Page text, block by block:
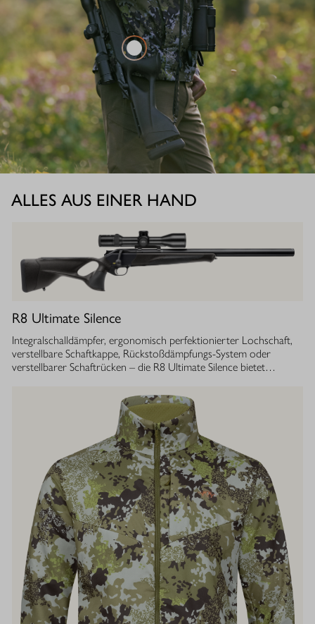
ALLES AUS EINER HAND
R8 Ultimate Silence
Integralschalldämpfer, ergonomisch perfektionierter Lochschaft,
verstellbare Schaftkappe, Rückstoßdämpfungs-System oder
verstellbarer Schaftrücken – die R8 Ultimate Silence bietet
auf die eigenen Bedürfnisse abstimmen und tragen aktiv zum
besseren Treffen bei. Gleichzeitig ist ihre Konstruktion ganzheitlich
auf den Schutz des Gehörs von Jäger und Hund abgestimmt.
Immer, bei jedem Schuss. Dafür sorgt der Blaser
Integralschalldämpfer. Dank gleichmäßig über den gesamten Lauf
verteilter Masse, bietet die R8 Ultimate Silence die erstklassige
Balance und Führigkeit, die jedes R8 Modell auszeichnet. Die ­
Außenkontur von Lauf- und Schalldämpfermantel ist in
stufenlosem Bull-Barrel-Design gestaltet, das ihr sowohl ein
geringes Gewicht als auch ein ausgesprochen attraktives
Gesamtbild verleiht.